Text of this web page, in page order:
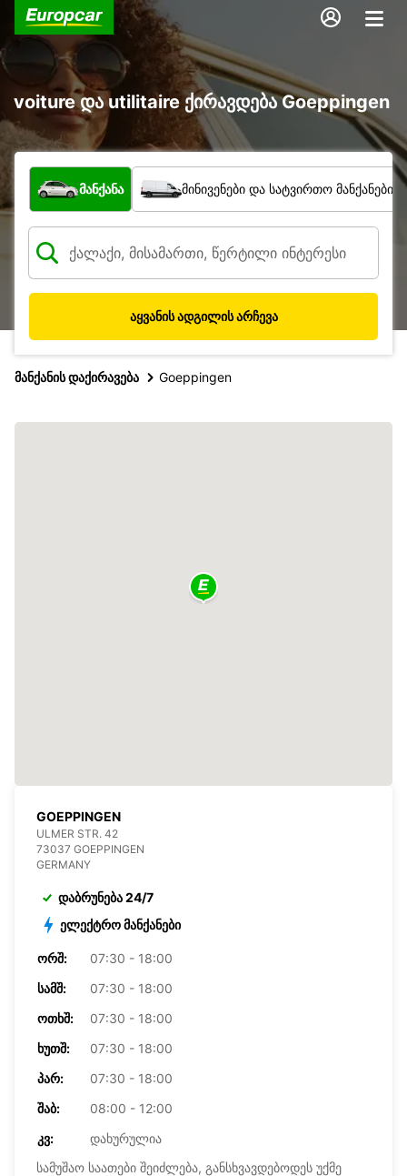
voiture და utilitaire ქირავდება Goeppingen
რა ტიპის ავტომობილი?
მანქანა მინივენები და სატვირთო მანქანები
აყვანის ადგილის არჩევა
მანქანის დაქირავება Goeppingen
GOEPPINGEN
ULMER STR. 42
73037 GOEPPINGEN
GERMANY
დაბრუნება 24/7
ელექტრო მანქანები
ᲝᲠᲨ:
07:30 - 18:00
ᲡᲐᲛᲨ:
07:30 - 18:00
ᲝᲗᲮᲨ:
07:30 - 18:00
ᲮᲣᲗᲨ:
07:30 - 18:00
ᲞᲐᲠ:
07:30 - 18:00
ᲨᲐᲑ:
08:00 - 12:00
ᲙᲕ:
დახურულია
სამუშაო საათები შეიძლება, განსხვავდებოდეს უქმე